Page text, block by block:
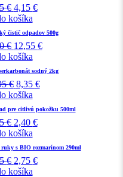
€ 4,15 €
košíka
čistič odpadov 500g
€ 12,55 €
košíka
sodný 2kg
€ 8,35 €
košíka
pre citlivú pokožku 500ml
€ 2,40 €
košíka
s BIO rozmarínom 290ml
€ 2,75 €
košíka